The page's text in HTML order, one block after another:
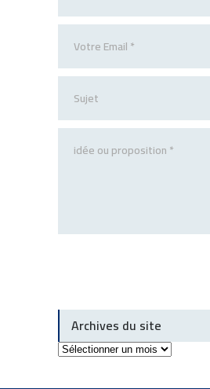
Archives du site
Archives
du